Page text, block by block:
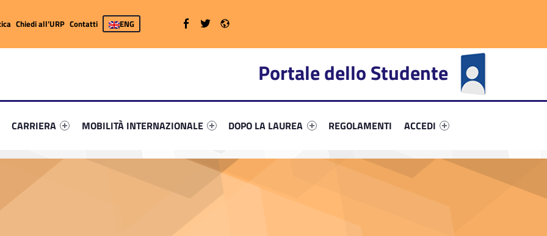
Portale dello Studente
55674-7
#link-menu-primary-44279-26
Link identifier #link-menu-primary-41514-37
CARRIERA
Link identifier #link-menu-primary-70554-52
MOBILITÀ INTERNAZIONALE
Link identifier #link-menu-primary-86645-66
DOPO LA LAUREA
Link identifier #link-menu-primary-12360-72
REGOLAMENTI
Link identifier #link-menu-
ACCEDI
Chiedi all’URP Contatti ENG WebMan on FacebookWebMan on Twitter